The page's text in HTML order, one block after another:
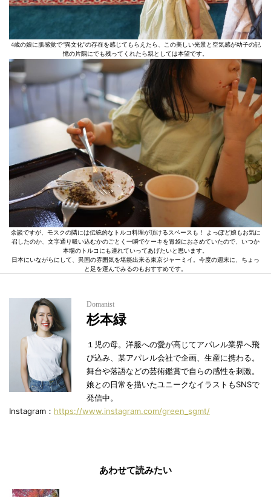
4歳の娘に肌感覚で“異文化”の存在を感じてもらえたら、この美しい光景と空気感が幼子の記
憶の片隅にでも残ってくれたら親としては本望です。
余談ですが、モスクの隣には伝統的なトルコ料理が頂けるスペースも！ よっぽど娘もお気に
召したのか、文字通り吸い込むかのごとく一瞬でケーキを胃袋におさめていたので、いつか
本場のトルコにも連れていってあげたいと思います。
日本にいながらにして、異国の雰囲気を堪能出来る東京ジャーミイ。今度の週末に、ちょっ
と足を運んでみるのもおすすめです。
Domanist
杉本緑
１児の母。洋服への愛が高じてアパレル業界へ飛
び込み、某アパレル会社で企画、生産に携わる。
舞台や落語などの芸術鑑賞で自らの感性を刺激。
娘との日常を描いたユニークなイラストもSNSで
発信中。
Instagram： https://www.instagram.com/green_sgmt/
あわせて読みたい